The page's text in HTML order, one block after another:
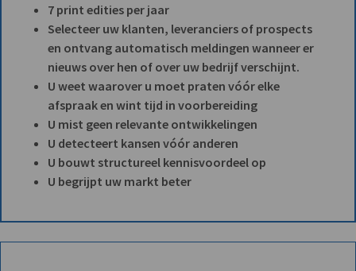
7 print edities per jaar
Selecteer uw klanten, leveranciers of prospects
en ontvang automatisch meldingen wanneer er
nieuws over hen of over uw bedrijf verschijnt.
U weet waarover u moet praten vóór elke
afspraak en wint tijd in voorbereiding
U mist geen relevante ontwikkelingen
U detecteert kansen vóór anderen
U bouwt structureel kennisvoordeel op
U begrijpt uw markt beter